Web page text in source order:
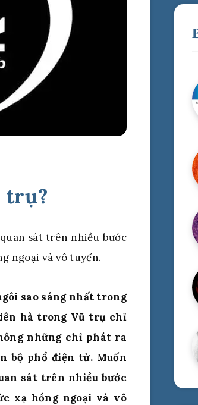
trụ?
sát trên nhiều bước
ngoại và vô tuyến.
sao sáng nhất trong
hà trong Vũ trụ chỉ
những chỉ phát ra
bộ phổ điện từ. Muốn
sát trên nhiều bước
xạ hồng ngoại và vô